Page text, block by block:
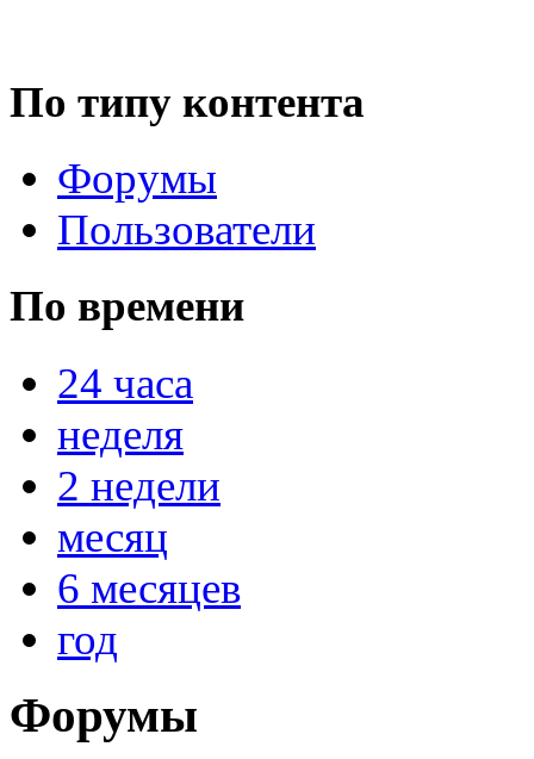
По типу контента
Форумы
Пользователи
По времени
24 часа
неделя
2 недели
месяц
6 месяцев
год
Форумы